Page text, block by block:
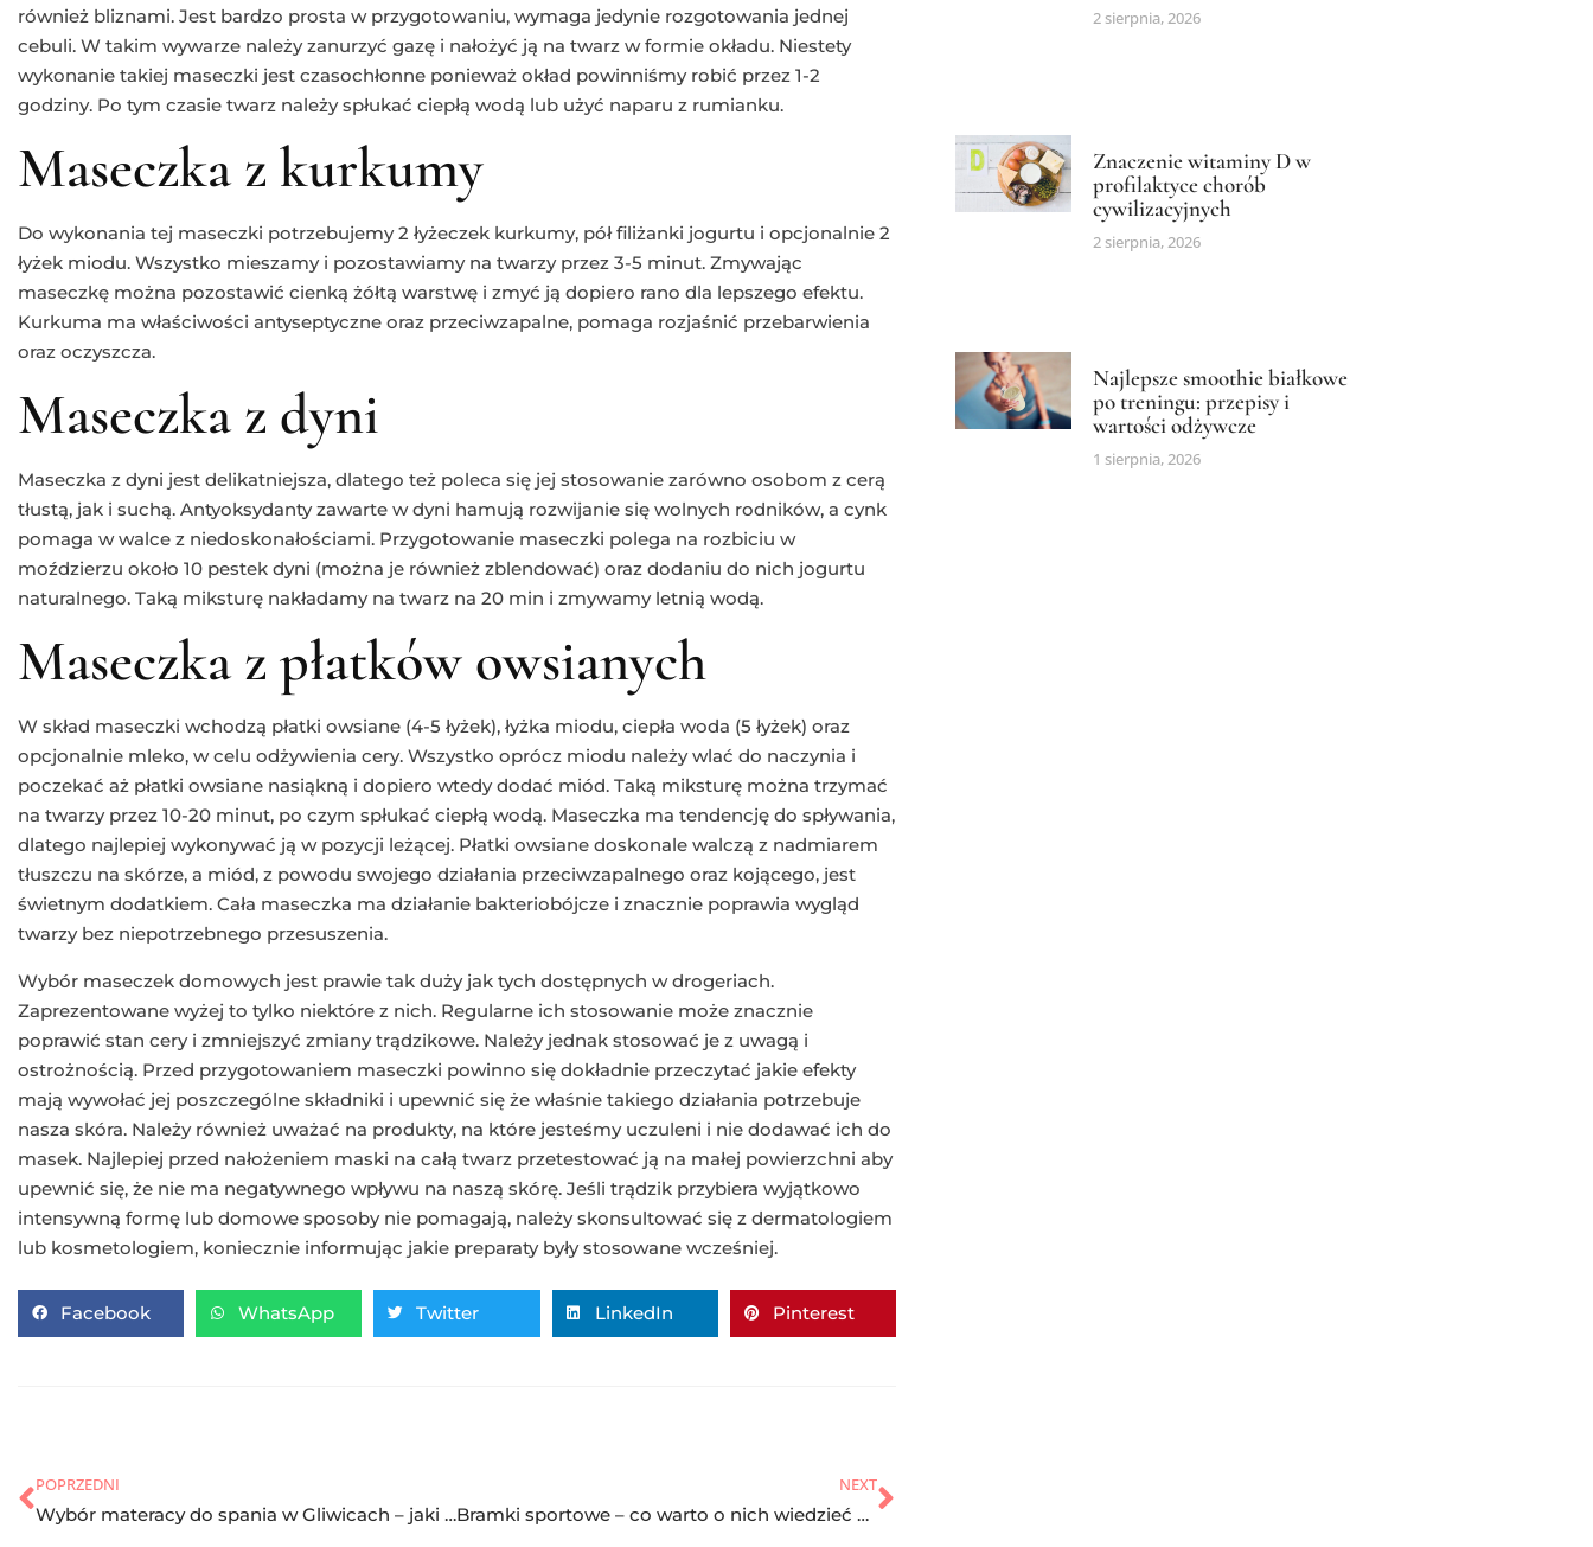
również bliznami. Jest bardzo prosta w przygotowaniu, wymaga jedynie rozgotowania jednej
cebuli. W takim wywarze należy zanurzyć gazę i nałożyć ją na twarz w formie okładu. Niestety
wykonanie takiej maseczki jest czasochłonne ponieważ okład powinniśmy robić przez 1-2
godziny. Po tym czasie twarz należy spłukać ciepłą wodą lub użyć naparu z rumianku.
Maseczka z kurkumy
Do wykonania tej maseczki potrzebujemy 2 łyżeczek kurkumy, pół filiżanki jogurtu i opcjonalnie 2
łyżek miodu. Wszystko mieszamy i pozostawiamy na twarzy przez 3-5 minut. Zmywając
maseczkę można pozostawić cienką żółtą warstwę i zmyć ją dopiero rano dla lepszego efektu.
Kurkuma ma właściwości antyseptyczne oraz przeciwzapalne, pomaga rozjaśnić przebarwienia
oraz oczyszcza.
Maseczka z dyni
Maseczka z dyni jest delikatniejsza, dlatego też poleca się jej stosowanie zarówno osobom z cerą
tłustą, jak i suchą. Antyoksydanty zawarte w dyni hamują rozwijanie się wolnych rodników, a cynk
pomaga w walce z niedoskonałościami. Przygotowanie maseczki polega na rozbiciu w
moździerzu około 10 pestek dyni (można je również zblendować) oraz dodaniu do nich jogurtu
naturalnego. Taką miksturę nakładamy na twarz na 20 min i zmywamy letnią wodą.
Maseczka z płatków owsianych
W skład maseczki wchodzą płatki owsiane (4-5 łyżek), łyżka miodu, ciepła woda (5 łyżek) oraz
opcjonalnie mleko, w celu odżywienia cery. Wszystko oprócz miodu należy wlać do naczynia i
poczekać aż płatki owsiane nasiąkną i dopiero wtedy dodać miód. Taką miksturę można trzymać
na twarzy przez 10-20 minut, po czym spłukać ciepłą wodą. Maseczka ma tendencję do spływania,
dlatego najlepiej wykonywać ją w pozycji leżącej. Płatki owsiane doskonale walczą z nadmiarem
tłuszczu na skórze, a miód, z powodu swojego działania przeciwzapalnego oraz kojącego, jest
świetnym dodatkiem. Cała maseczka ma działanie bakteriobójcze i znacznie poprawia wygląd
twarzy bez niepotrzebnego przesuszenia.
Wybór maseczek domowych jest prawie tak duży jak tych dostępnych w drogeriach.
Zaprezentowane wyżej to tylko niektóre z nich. Regularne ich stosowanie może znacznie
poprawić stan cery i zmniejszyć zmiany trądzikowe. Należy jednak stosować je z uwagą i
ostrożnością. Przed przygotowaniem maseczki powinno się dokładnie przeczytać jakie efekty
mają wywołać jej poszczególne składniki i upewnić się że właśnie takiego działania potrzebuje
nasza skóra. Należy również uważać na produkty, na które jesteśmy uczuleni i nie dodawać ich do
masek. Najlepiej przed nałożeniem maski na całą twarz przetestować ją na małej powierzchni aby
upewnić się, że nie ma negatywnego wpływu na naszą skórę. Jeśli trądzik przybiera wyjątkowo
intensywną formę lub domowe sposoby nie pomagają, należy skonsultować się z dermatologiem
lub kosmetologiem, koniecznie informując jakie preparaty były stosowane wcześniej.
Facebook WhatsApp Twitter LinkedIn Pinterest
POPRZEDNI
Wybór materacy do spania w Gliwicach – jaki będzie najlepszy?
NEXT
Bramki sportowe – co warto o nich wiedzieć przed zakupem?
2 sierpnia, 2026
Znaczenie witaminy D w
profilaktyce chorób
cywilizacyjnych
2 sierpnia, 2026
Najlepsze smoothie białkowe
po treningu: przepisy i
wartości odżywcze
1 sierpnia, 2026